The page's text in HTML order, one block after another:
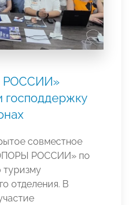
РОССИИ»
господдержку
совместное
РОССИИ» по
туризму
отделения. В